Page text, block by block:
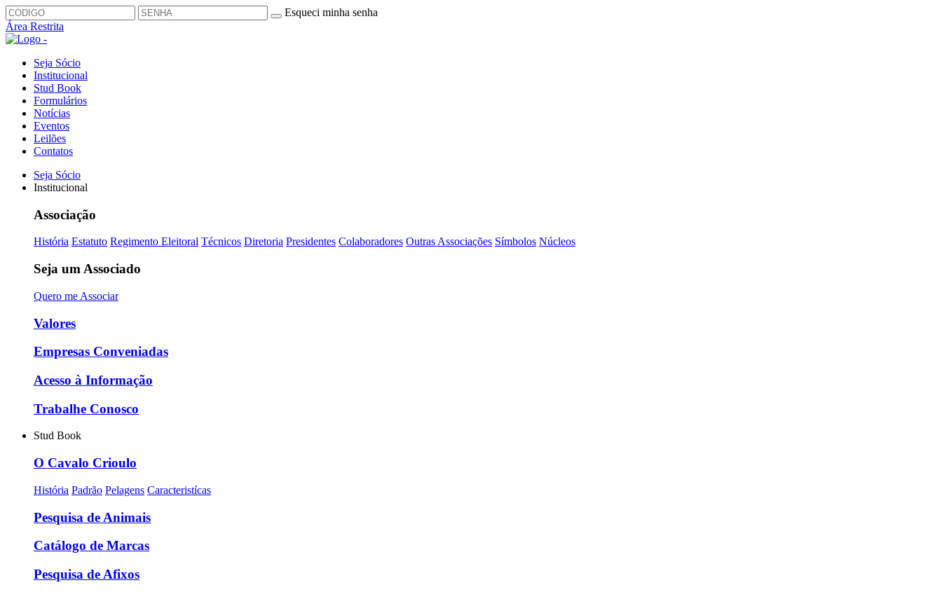
Esqueci minha senha
Área Restrita
Seja Sócio
Institucional
Stud Book
Formulários
Notícias
Eventos
Leilões
Contatos
Seja Sócio
Institucional
Associação
História Estatuto Regimento Eleitoral Técnicos Diretoria Presidentes Colaboradores Outras Associações Símbolos Núcleos
Seja um Associado
Quero me Associar
Valores
Empresas Conveniadas
Acesso à Informação
Trabalhe Conosco
Stud Book
O Cavalo Crioulo
História Padrão Pelagens Caracteristícas
Pesquisa de Animais
Catálogo de Marcas
Pesquisa de Afixos